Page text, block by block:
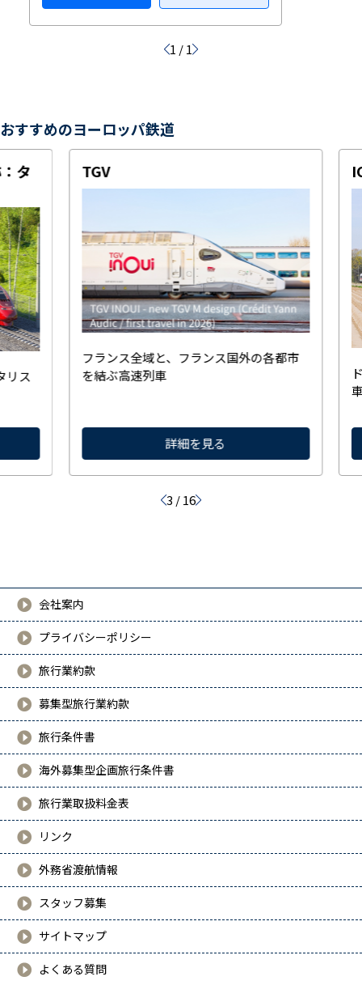
1 / 1
おすすめのヨーロッパ鉄道
タ
リス
TGV
フランス全域と、フランス国外の各都市
を結ぶ高速列車
詳細を見る
3 /16
会社案内
プライバシーポリシー
旅行業約款
募集型旅行業約款
旅行条件書
海外募集型企画旅行条件書
旅行業取扱料金表
リンク
外務省渡航情報
スタッフ募集
サイトマップ
よくある質問